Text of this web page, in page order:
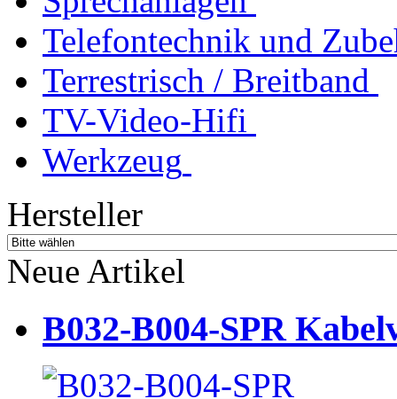
Telefontechnik und
Terrestrisch / Breitband
TV-Video-Hifi
Werkzeug
Hersteller
Neue Artikel
B032-B004-SPR